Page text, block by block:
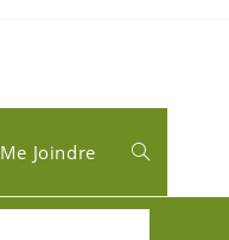
Me Joindre